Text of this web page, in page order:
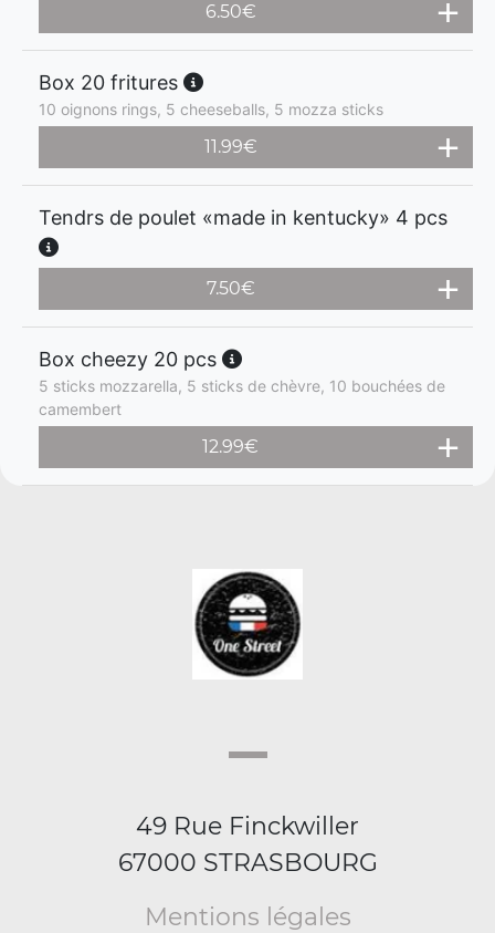
6.50€
Box 20 fritures
10 oignons rings, 5 cheeseballs, 5 mozza sticks
11.99€
Tendrs de poulet «made in kentucky» 4 pcs
7.50€
Box cheezy 20 pcs
5 sticks mozzarella, 5 sticks de chèvre, 10 bouchées de
camembert
12.99€
49 Rue Finckwiller
67000 STRASBOURG
Mentions légales